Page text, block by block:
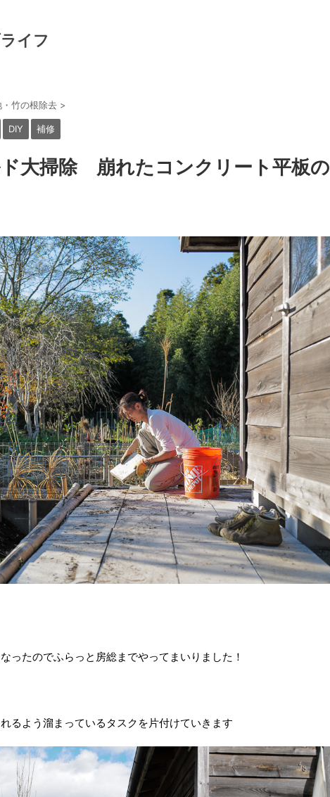
イフ
・竹の根除去 >
DIY 補修
大掃除 崩れたコンクリート平板の
ったのでふらっと房総までやってまいりました！
るよう溜まっているタスクを片付けていきます